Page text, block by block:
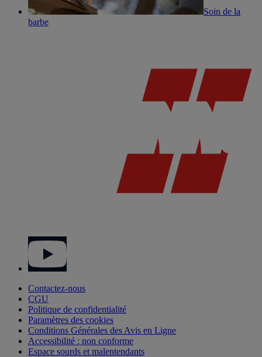
Soin de la
barbe
Contactez-nous
CGU
Politique de confidentialité
Paramètres des cookies
Conditions Générales des Avis en Ligne
Accessibilité : non conforme
Espace sourds et malentendants